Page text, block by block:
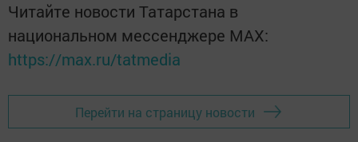
Читайте новости Татарстана в
национальном мессенджере MАХ:
https://max.ru/tatmedia
Перейти на страницу новости